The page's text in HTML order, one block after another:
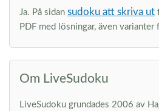
Ja. På sidan sudoku att skriva ut
PDF med lösningar, även
Om LiveSudoku
LiveSudoku grundades 2006 av